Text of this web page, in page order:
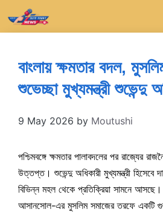
বাংলায় ক্ষমতার বদল,
শুভেচ্ছা মুখ্যমন্ত্রী শুভেন্দু
9 May 2026 by Moutushi
পশ্চিমবঙ্গে ক্ষমতার পালাবদলের পর রাজ্যের
উত্তপ্ত। শুভেন্দু অধিকারী মুখ্যমন্ত্রী হিসেবে
বিভিন্ন মহল থেকে প্রতিক্রিয়া সামনে
আসানসোল-এর মুসলিম সমাজের তরফে একটি